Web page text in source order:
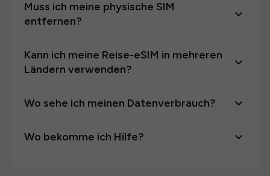
Muss ich meine physische SIM
entfernen?
Kann ich meine Reise-eSIM in mehreren
Ländern verwenden?
Wo sehe ich meinen Datenverbrauch?
Wo bekomme ich Hilfe?